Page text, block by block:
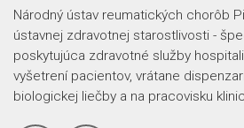
Národný ústav reumatických chorôb
ústavnej zdravotnej starostlivosti -
poskytujúca zdravotné služby
vyšetrení pacientov, vrátane
biologickej liečby a na pracovisku